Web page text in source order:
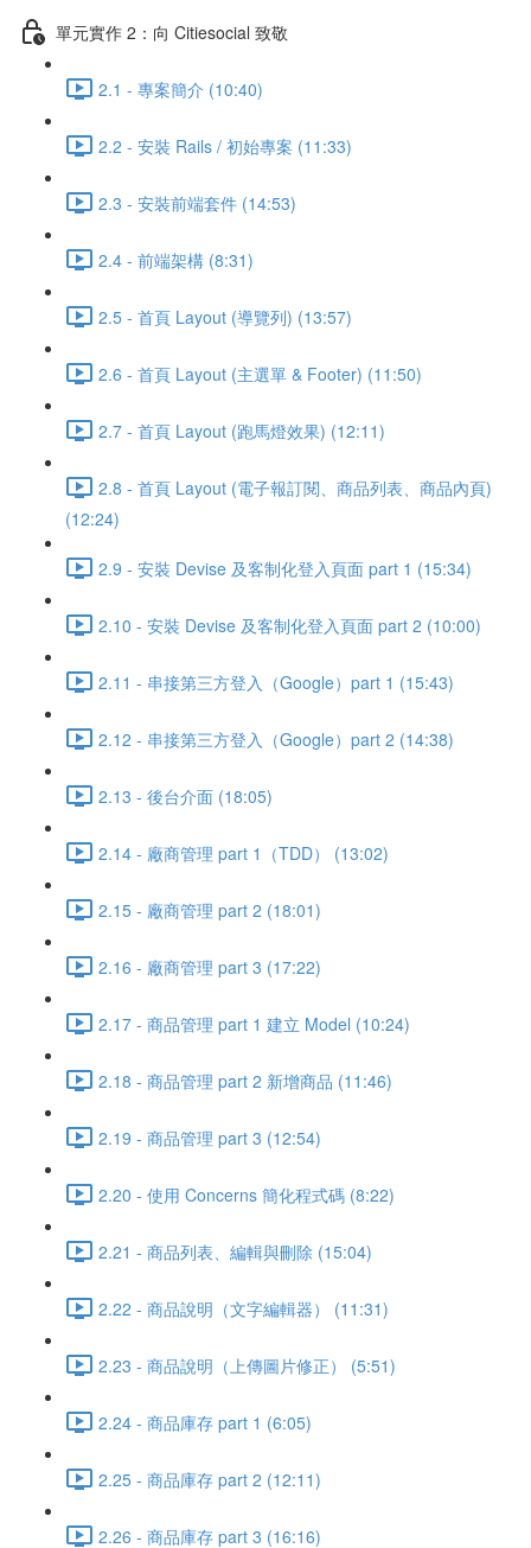
單元實作 2：向 Citiesocial 致敬
2.1 - 專案簡介 (10:40)
2.2 - 安裝 Rails / 初始專案 (11:33)
2.3 - 安裝前端套件 (14:53)
2.4 - 前端架構 (8:31)
2.5 - 首頁 Layout (導覽列) (13:57)
2.6 - 首頁 Layout (主選單 & Footer) (11:50)
2.7 - 首頁 Layout (跑馬燈效果) (12:11)
2.8 - 首頁 Layout (電子報訂閱、商品列表、商品內頁)
(12:24)
2.9 - 安裝 Devise 及客制化登入頁面 part 1 (15:34)
2.10 - 安裝 Devise 及客制化登入頁面 part 2 (10:00)
2.11 - 串接第三方登入（Google）part 1 (15:43)
2.12 - 串接第三方登入（Google）part 2 (14:38)
2.13 - 後台介面 (18:05)
2.14 - 廠商管理 part 1（TDD） (13:02)
2.15 - 廠商管理 part 2 (18:01)
2.16 - 廠商管理 part 3 (17:22)
2.17 - 商品管理 part 1 建立 Model (10:24)
2.18 - 商品管理 part 2 新增商品 (11:46)
2.19 - 商品管理 part 3 (12:54)
2.20 - 使用 Concerns 簡化程式碼 (8:22)
2.21 - 商品列表、編輯與刪除 (15:04)
2.22 - 商品說明（文字編輯器） (11:31)
2.23 - 商品說明（上傳圖片修正） (5:51)
2.24 - 商品庫存 part 1 (6:05)
2.25 - 商品庫存 part 2 (12:11)
2.26 - 商品庫存 part 3 (16:16)